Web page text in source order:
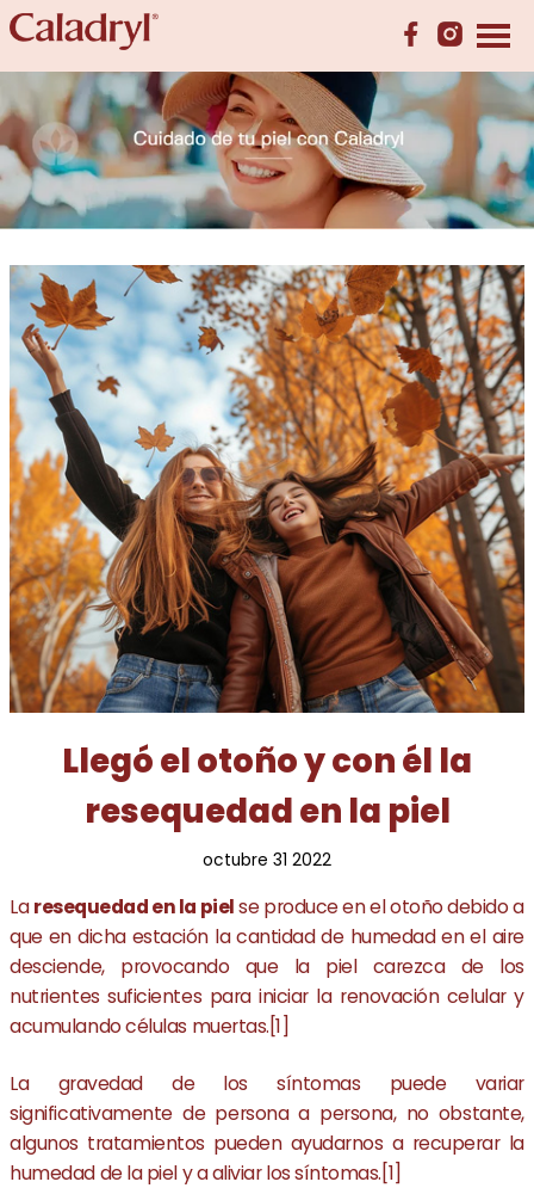
Llegó el otoño y con él la
resequedad en la piel
octubre 31 2022
Laresequedad en la pielse produce en el otoño debido a
que en dicha estación la cantidad de humedad en el aire
desciende, provocando que la piel carezca de los
nutrientes suficientes para iniciar la renovación celular y
acumulando células muertas.[1]
La gravedad de los síntomas puede variar
significativamente de persona a persona, no obstante,
algunos tratamientos pueden ayudarnos a recuperar la
humedad de la piel y a aliviar los síntomas.[1]